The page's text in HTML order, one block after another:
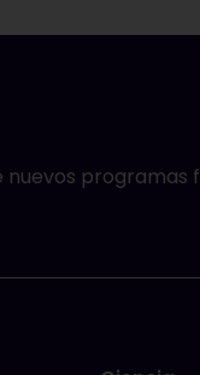
programas